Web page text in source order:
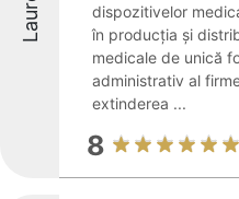
dispozitivelor
în producția și
medicale de unică
administrativ al
extinderea ...
8